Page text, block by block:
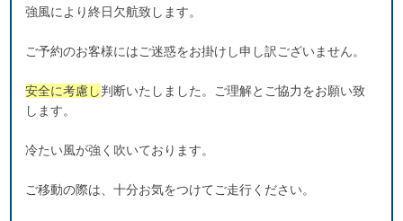
強風により終日欠航致します。
ご予約のお客様にはご迷惑をお掛けし申し訳ございません。
安全に考慮し判断いたしました。ご理解とご協力をお願い致
します。
冷たい風が強く吹いております。
ご移動の際は、十分お気をつけてご走行ください。